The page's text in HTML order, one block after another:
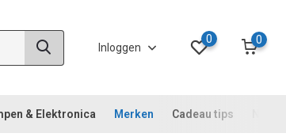
Inloggen
0 0
& Elektronica Merken Cadeau tips